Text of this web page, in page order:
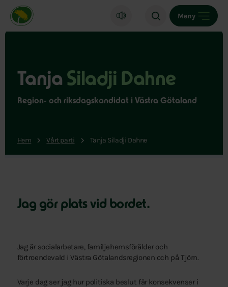
Miljöpartiet de gröna, startsida
Meny
Tanja Siladji Dahne
Region- och riksdagskandidat i Västra Götaland
Hem Vårt parti Tanja Siladji Dahne
Jag gör plats vid bordet.
Jag är socialarbetare, familjehemsförälder och
förtroendevald i Västra Götalandsregionen och på Tjörn.
Varje dag ser jag hur politiska beslut får konsekvenser i